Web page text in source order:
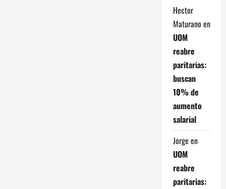
Hector
Maturano en
UOM
reabre
paritarias:
buscan
10% de
aumento
salarial
Jorge en
UOM
reabre
paritarias: